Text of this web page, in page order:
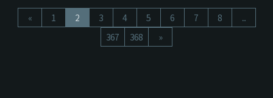
« 1 2 3 4 5 6 7 8
...
367
368 »